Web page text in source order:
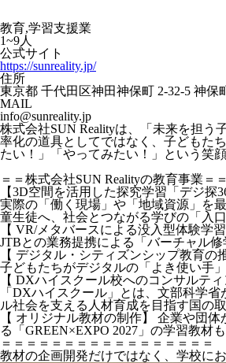
教育,学習支援業
1~9人
公式サイト
https://sunreality.jp/
住所
東京都 千代田区神田神保町 2-32-5 神保
MAIL
info@sunreality.jp
株式会社SUN Realityは、「未来を担
率化の道具としてではなく、子どもた
たい！」「やってみたい！」という笑
＝＝株式会社SUN Realityの教育事業＝＝
【3D空間を活用した探究学習「デジ探
実際の「働く現場」や「地域資源」を
童生徒へ、社会とつながる学びの「入
【 VR/メタバースによる没入型体験学習
JTBとの業務提携による「バーチャル
【 デジタル・シティズンシップ教育の
子どもたちがデジタルの「よき使い手
【 DXハイスクール校へのコンサルティ
「DXハイスクール」とは、文部科学
ル社会を支える人材育成を目指す国の
【 オリジナル教材の制作】 企業や団
る「GREEN×EXPO 2027」の学習教材
＝＝＝＝＝＝＝＝＝＝＝＝＝＝＝＝＝
教材の企画開発だけではなく、学校に